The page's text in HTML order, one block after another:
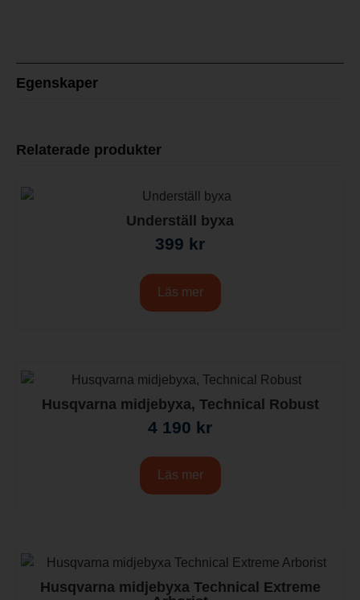
Egenskaper
Relaterade produkter
Underställ byxa
399 kr
Läs mer
Husqvarna midjebyxa, Technical Robust
4 190 kr
Läs mer
Husqvarna midjebyxa Technical Extreme